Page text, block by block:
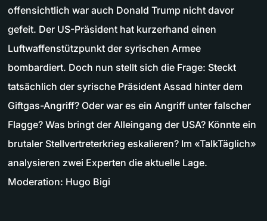
offensichtlich war auch Donald Trump nicht davor
gefeit. Der US-Präsident hat kurzerhand einen
Luftwaffenstützpunkt der syrischen Armee
bombardiert. Doch nun stellt sich die Frage: Steckt
tatsächlich der syrische Präsident Assad hinter dem
Giftgas-Angriff? Oder war es ein Angriff unter falscher
Flagge? Was bringt der Alleingang der USA? Könnte ein
brutaler Stellvertreterkrieg eskalieren? Im «TalkTäglich»
analysieren zwei Experten die aktuelle Lage.
Moderation: Hugo Bigi